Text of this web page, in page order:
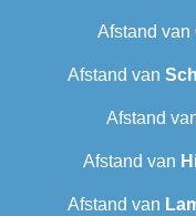
Afstand van
Afstand van
Afstand
Afstand van
Afstand van